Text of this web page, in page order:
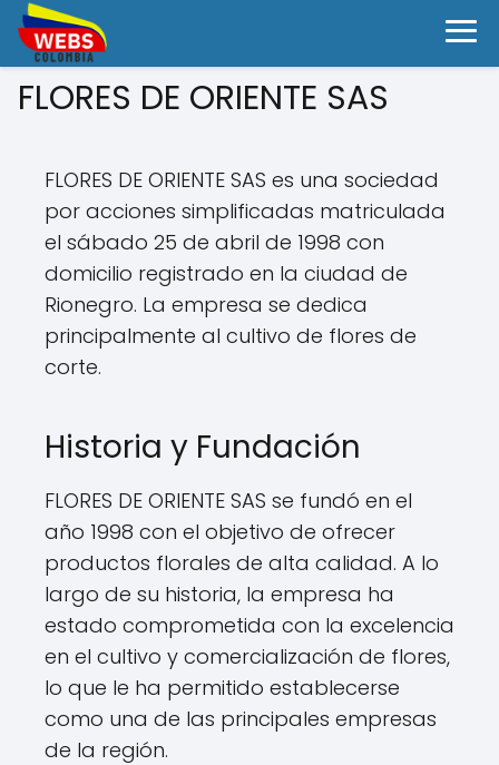
FLORES DE ORIENTE SAS
FLORES DE ORIENTE SAS es una sociedad
por acciones simplificadas matriculada
el sábado 25 de abril de 1998 con
domicilio registrado en la ciudad de
Rionegro. La empresa se dedica
principalmente al cultivo de flores de
corte.
Historia y Fundación
FLORES DE ORIENTE SAS se fundó en el
año 1998 con el objetivo de ofrecer
productos florales de alta calidad. A lo
largo de su historia, la empresa ha
estado comprometida con la excelencia
en el cultivo y comercialización de flores,
lo que le ha permitido establecerse
como una de las principales empresas
de la región.